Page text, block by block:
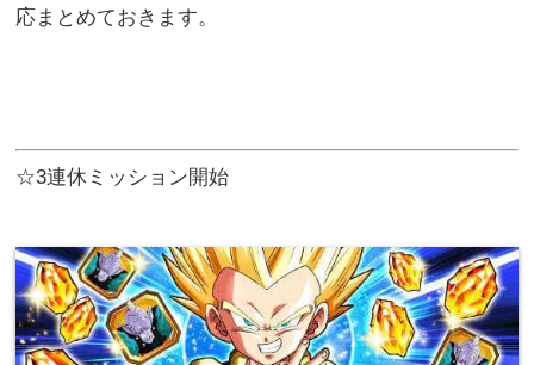
応まとめておきます。
☆3連休ミッション開始